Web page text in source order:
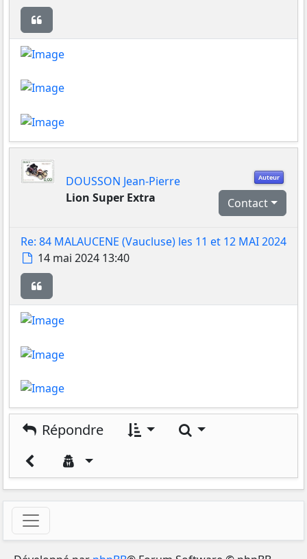
Auteur
DOUSSON Jean-Pierre
Lion Super Extra
Contact
Re: 84 MALAUCENE (Vaucluse) les 11 et 12 MAI 2024
Message
14 mai 2024 13:40
Répondre Rechercher